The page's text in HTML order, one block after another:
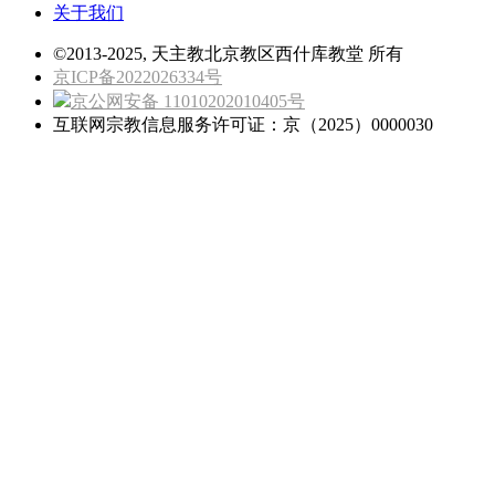
关于我们
©2013-2025, 天主教北京教区西什库教堂 所有
京ICP备2022026334号
京公网安备 11010202010405号
互联网宗教信息服务许可证：京（2025）0000030